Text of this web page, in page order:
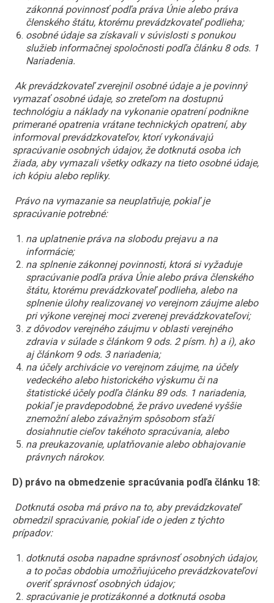
zákonná povinnosť podľa práva Únie alebo práva
členského štátu, ktorému prevádzkovateľ podlieha;
osobné údaje sa získavali v súvislosti s ponukou
služieb informačnej spoločnosti podľa článku 8 ods. 1
Nariadenia.
Ak prevádzkovateľ zverejnil osobné údaje a je povinný
vymazať osobné údaje, so zreteľom na dostupnú
technológiu a náklady na vykonanie opatrení podnikne
primerané opatrenia vrátane technických opatrení, aby
informoval prevádzkovateľov, ktorí vykonávajú
spracúvanie osobných údajov, že dotknutá osoba ich
žiada, aby vymazali všetky odkazy na tieto osobné údaje,
ich kópiu alebo repliky.
Právo na vymazanie sa neuplatňuje, pokiaľ je
spracúvanie potrebné:
na uplatnenie práva na slobodu prejavu a na
informácie;
na splnenie zákonnej povinnosti, ktorá si vyžaduje
spracúvanie podľa práva Únie alebo práva členského
štátu, ktorému prevádzkovateľ podlieha, alebo na
splnenie úlohy realizovanej vo verejnom záujme alebo
pri výkone verejnej moci zverenej prevádzkovateľovi;
z dôvodov verejného záujmu v oblasti verejného
zdravia v súlade s článkom 9 ods. 2 písm. h) a i), ako
aj článkom 9 ods. 3 nariadenia;
na účely archivácie vo verejnom záujme, na účely
vedeckého alebo historického výskumu či na
štatistické účely podľa článku 89 ods. 1 nariadenia,
pokiaľ je pravdepodobné, že právo uvedené vyššie
znemožní alebo závažným spôsobom sťaží
dosiahnutie cieľov takéhoto spracúvania, alebo
na preukazovanie, uplatňovanie alebo obhajovanie
právnych nárokov.
D) právo na obmedzenie spracúvania podľa článku 18:
Dotknutá osoba má právo na to, aby prevádzkovateľ
obmedzil spracúvanie, pokiaľ ide o jeden z týchto
prípadov:
dotknutá osoba napadne správnosť osobných údajov,
a to počas obdobia umožňujúceho prevádzkovateľovi
overiť správnosť osobných údajov;
spracúvanie je protizákonné a dotknutá osoba